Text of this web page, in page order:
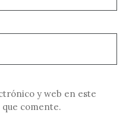
y web en este
comente.